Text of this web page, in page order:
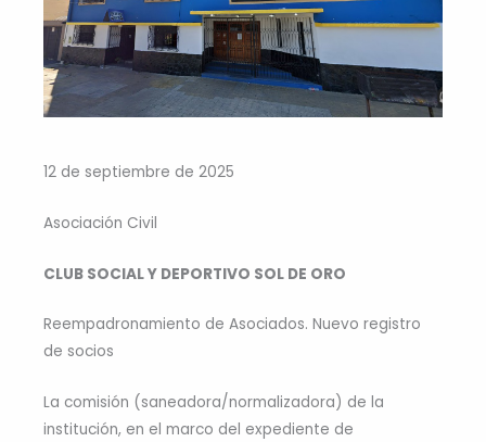
12 de septiembre de 2025
Asociación Civil
CLUB SOCIAL Y DEPORTIVO SOL DE ORO
Reempadronamiento de Asociados. Nuevo registro
de socios
La comisión (saneadora/normalizadora) de la
institución, en el marco del expediente de